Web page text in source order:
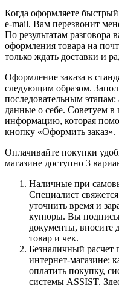
Когда оформляете
e-mail. Вам перезвонит
По результатам разговора
оформления товара на
только ждать доставки и
Оформление заказа в
следующим образом.
последовательным этапам:
данные о себе. Советуем в
информацию, которая
кнопку «Оформить заказ».
Оплачивайте покупки
магазине доступно 3
Наличные при
Специалист
уточнить время и
купюры. Вы
документы, вносите
товар и чек.
Безналичный
интернет-магазине:
оплатить покупку,
системы ASSIST.